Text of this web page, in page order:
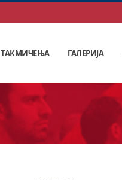
ТАКМИЧЕЊА ГАЛЕРИЈА